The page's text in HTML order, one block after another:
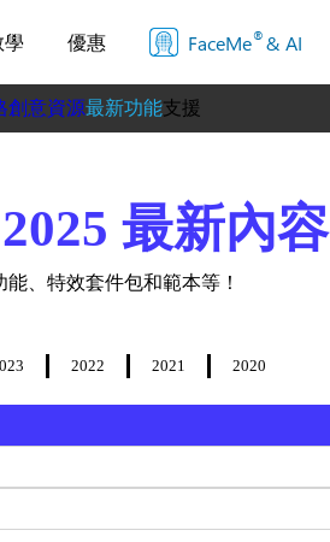
學 優惠 FaceMe®& AI
創意資源最新功能支援
最新內容
、特效套件包和範本等！
2022 2021 2020